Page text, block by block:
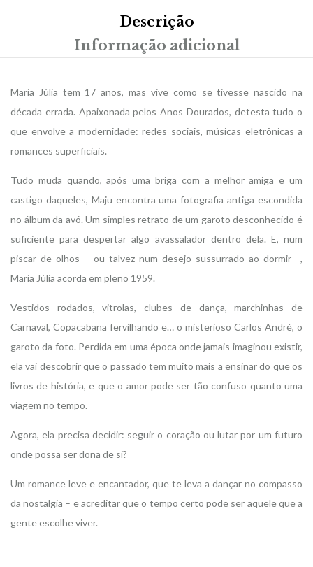
Descrição
Informação adicional
Maria Júlia tem 17 anos, mas vive como se tivesse nascido na
década errada. Apaixonada pelos Anos Dourados, detesta tudo o
que envolve a modernidade: redes sociais, músicas eletrônicas a
romances superficiais.
Tudo muda quando, após uma briga com a melhor amiga e um
castigo daqueles, Maju encontra uma fotografia antiga escondida
no álbum da avó. Um simples retrato de um garoto desconhecido é
suficiente para despertar algo avassalador dentro dela. E, num
piscar de olhos – ou talvez num desejo sussurrado ao dormir –,
Maria Júlia acorda em pleno 1959.
Vestidos rodados, vitrolas, clubes de dança, marchinhas de
Carnaval, Copacabana fervilhando e… o misterioso Carlos André, o
garoto da foto. Perdida em uma época onde jamais imaginou existir,
ela vai descobrir que o passado tem muito mais a ensinar do que os
livros de história, e que o amor pode ser tão confuso quanto uma
viagem no tempo.
Agora, ela precisa decidir: seguir o coração ou lutar por um futuro
onde possa ser dona de si?
Um romance leve e encantador, que te leva a dançar no compasso
da nostalgia – e acreditar que o tempo certo pode ser aquele que a
gente escolhe viver.